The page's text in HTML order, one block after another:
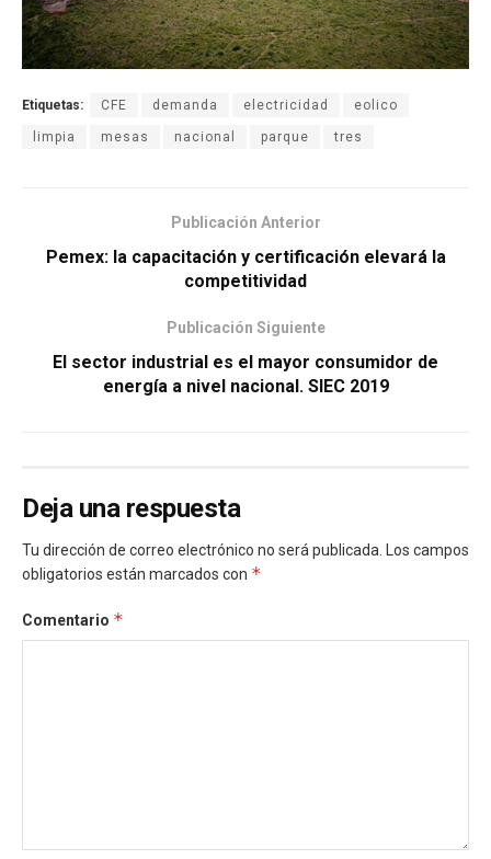
Etiquetas: CFE demanda electricidad eolico
limpia mesas nacional parque tres
Publicación Anterior
Pemex: la capacitación y certificación elevará la
competitividad
Publicación Siguiente
El sector industrial es el mayor consumidor de
energía a nivel nacional. SIEC 2019
Deja una respuesta
Tu dirección de correo electrónico no será publicada. Los campos
obligatorios están marcados con *
Comentario *